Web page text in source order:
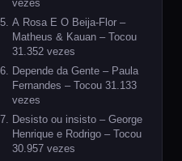
vezes
A Rosa E O Beija-Flor –
Matheus & Kauan – Tocou
31.352 vezes
Depende da Gente – Paula
Fernandes – Tocou 31.133
vezes
Desisto ou insisto – George
Henrique e Rodrigo – Tocou
30.957 vezes